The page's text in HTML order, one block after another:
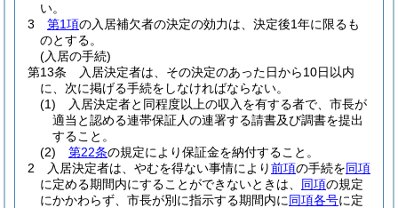
い。
3
第1項の入居補欠者の決定の効力は、決定後1年に限るも
のとする。
(入居の手続)
第13条
入居決定者は、その決定のあった日から10日以内
に、次に掲げる手続をしなければならない。
(1)
入居決定者と同程度以上の収入を有する者で、市長が
適当と認める連帯保証人の連署する請書及び調書を提出
すること。
(2)
第22条の規定により保証金を納付すること。
2
入居決定者は、やむを得ない事情により前項の手続を同項
に定める期間内にすることができないときは、 同項の規定
にかかわらず、市長が別に指示する期間内に同項各号に定